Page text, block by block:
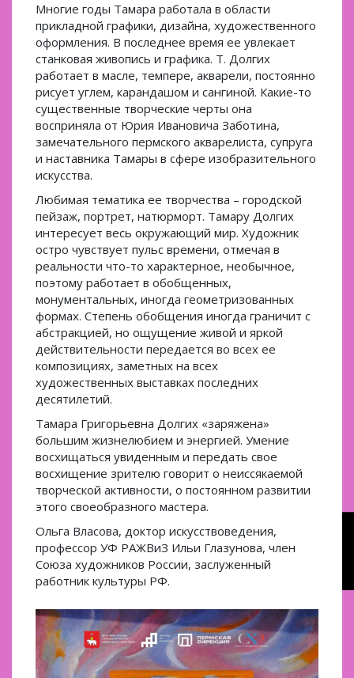
Многие годы Тамара работала в области
прикладной графики, дизайна, художественного
оформления. В последнее время ее увлекает
станковая живопись и графика. Т. Долгих
работает в масле, темпере, акварели, постоянно
рисует углем, карандашом и сангиной. Какие-то
существенные творческие черты она
восприняла от Юрия Ивановича Заботина,
замечательного пермского акварелиста, супруга
и наставника Тамары в сфере изобразительного
искусства.
Любимая тематика ее творчества – городской
пейзаж, портрет, натюрморт. Тамару Долгих
интересует весь окружающий мир. Художник
остро чувствует пульс времени, отмечая в
реальности что-то характерное, необычное,
поэтому работает в обобщенных,
монументальных, иногда геометризованных
формах. Степень обобщения иногда граничит с
абстракцией, но ощущение живой и яркой
действительности передается во всех ее
композициях, заметных на всех
художественных выставках последних
десятилетий.
Тамара Григорьевна Долгих «заряжена»
большим жизнелюбием и энергией. Умение
восхищаться увиденным и передать свое
восхищение зрителю говорит о неиссякаемой
творческой активности, о постоянном развитии
этого своеобразного мастера.
Ольга Власова, доктор искусствоведения,
профессор УФ РАЖВиЗ Ильи Глазунова, член
Союза художников России, заслуженный
работник культуры РФ.